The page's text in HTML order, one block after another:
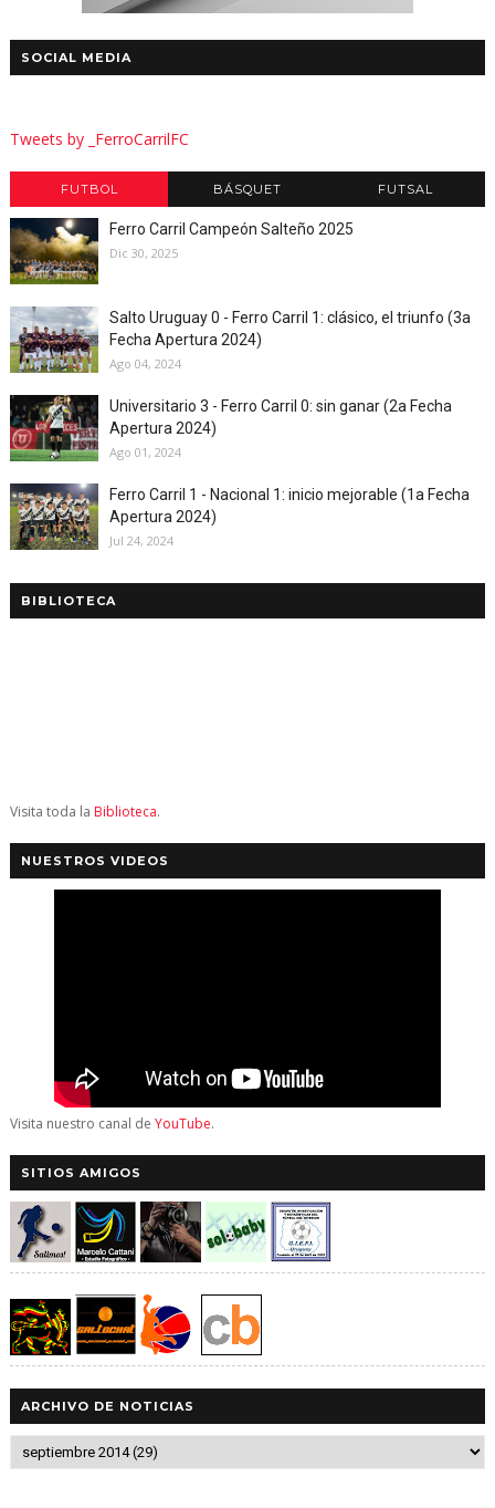
SOCIAL MEDIA
Tweets by _FerroCarrilFC
FUTBOL BÁSQUET FUTSAL
Ferro Carril Campeón Salteño 2025
Dic 30, 2025
Salto Uruguay 0 - Ferro Carril 1: clásico, el triunfo (3a
Fecha Apertura 2024)
Ago 04, 2024
Universitario 3 - Ferro Carril 0: sin ganar (2a Fecha
Apertura 2024)
Ago 01, 2024
Ferro Carril 1 - Nacional 1: inicio mejorable (1a Fecha
Apertura 2024)
Jul 24, 2024
BIBLIOTECA
Visita toda la Biblioteca.
NUESTROS VIDEOS
Visita nuestro canal de YouTube.
SITIOS AMIGOS
ARCHIVO DE NOTICIAS